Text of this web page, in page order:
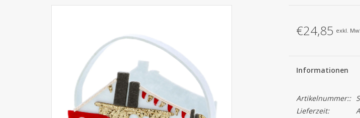
€24,85 exkl.
Informationen
Artikelnummer::
Lieferzeit: